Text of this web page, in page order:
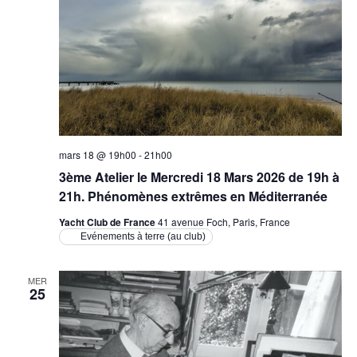
3ème Atelier le Mercredi 18 Mars 2026 de 19h à
21h. Phénomènes extrêmes en Méditerranée
mars 18 @ 19h00 -21h00
Yacht Club de France41 avenue Foch, Paris, France
Evénements à terre (au club)
MER
25